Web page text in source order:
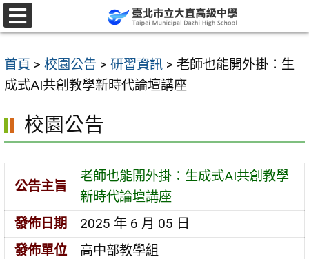
跳
至
要
內
區
首頁 > 校園公告 > 研習資訊 > 老師也能開外掛：生
成式AI共創教學新時代論壇講座
校園公告
公告主旨
老師也能開外掛：生成式AI共創教學
新時代論壇講座
發佈日期
2025 年 6 月 05 日
發佈單位
高中部教學組
選
單